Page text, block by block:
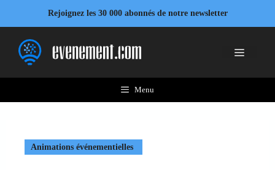
contenu
Rejoignez les 30 000 abonnés de notre newsletter
Menu
Menu
Animations événementielles